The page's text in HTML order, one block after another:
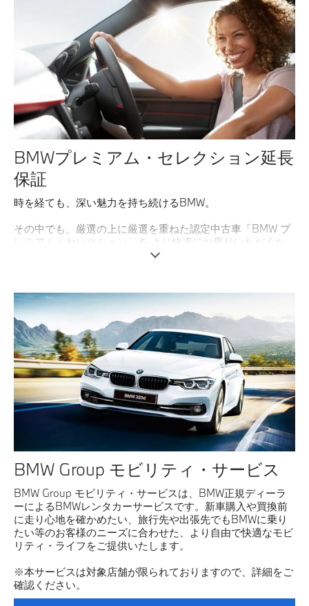
BMWプレミアム・セレクション延長
保証
時を経ても、深い魅力を持ち続けるBMW。
その中でも、厳選の上に厳選を重ねた認定中古車「BMW プ
レミアム・セレクション」を より快適にお乗りいただくた
めのサポートプログラムがBMW プレミアム・セレクション
詳しくはこちら
BMW Group モビリティ・サービス
BMW Group モビリティ・サービスは、BMW正規ディーラ
ーによるBMWレンタカーサービスです。新車購入や買換前
に走り心地を確かめたい、旅行先や出張先でもBMWに乗り
たい等のお客様のニーズに合わせた、より自由で快適なモビ
リティ・ライフをご提供いたします。
※本サービスは対象店舗が限られておりますので、詳細をご
確認ください。